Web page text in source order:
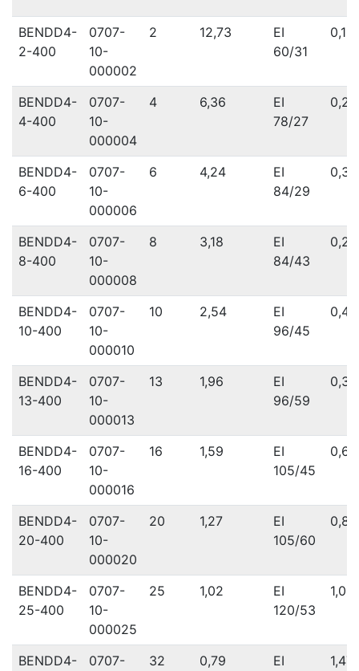
BENDD4-
2-400
0707-
10-
000002
2 12,73
EI
60/31
0,12
BENDD4-
4-400
0707-
10-
000004
4 6,36
EI
78/27
0,25
BENDD4-
6-400
0707-
10-
000006
6 4,24
EI
84/29
0,39
BENDD4-
8-400
0707-
10-
000008
8 3,18
EI
84/43
0,29
BENDD4-
10-400
0707-
10-
000010
10 2,54
EI
96/45
0,42
BENDD4-
13-400
0707-
10-
000013
13 1,96
EI
96/59
0,36
BENDD4-
16-400
0707-
10-
000016
16 1,59
EI
105/45
0,63
BENDD4-
20-400
0707-
10-
000020
20 1,27
EI
105/60
0,81
BENDD4-
25-400
0707-
10-
000025
25 1,02
EI
120/53
1,05
BENDD4-
0707-
32 0,79
EI
1,47